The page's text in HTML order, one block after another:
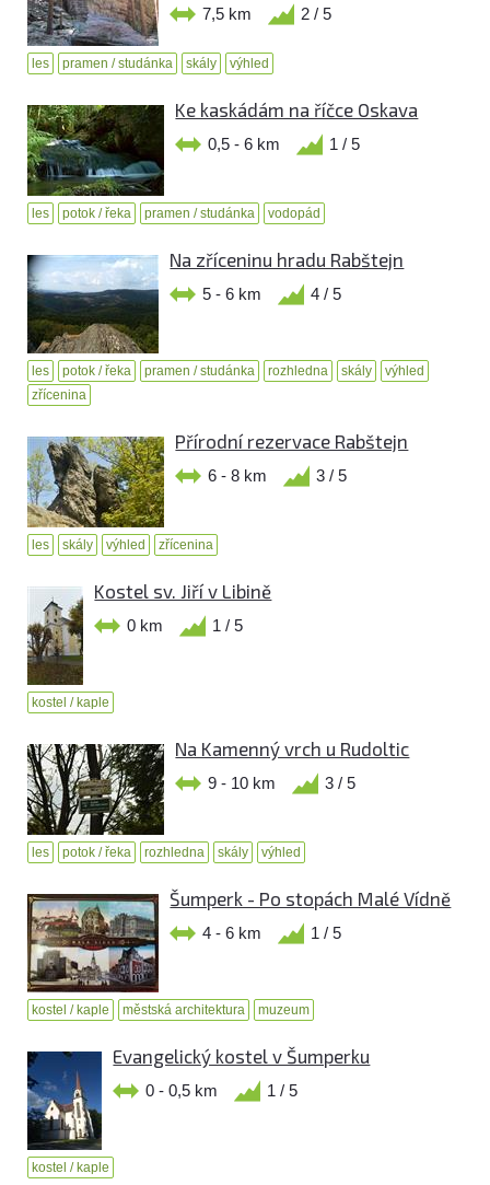
7,5 km 2 / 5
les pramen / studánka skály výhled
Ke kaskádám na říčce Oskava
0,5 - 6 km 1 / 5
les potok / řeka pramen / studánka vodopád
Na zříceninu hradu Rabštejn
5 - 6 km 4 / 5
les potok / řeka pramen / studánka rozhledna skály
výhled
zřícenina
Přírodní rezervace Rabštejn
6 - 8 km 3 / 5
les skály výhled zřícenina
Kostel sv. Jiří v Libině
0 km 1 / 5
kostel / kaple
Na Kamenný vrch u Rudoltic
9 - 10 km 3 / 5
les potok / řeka rozhledna skály výhled
Šumperk - Po stopách Malé Vídně
4 - 6 km 1 / 5
kostel / kaple městská architektura muzeum
Evangelický kostel v Šumperku
0 - 0,5 km 1 / 5
kostel / kaple